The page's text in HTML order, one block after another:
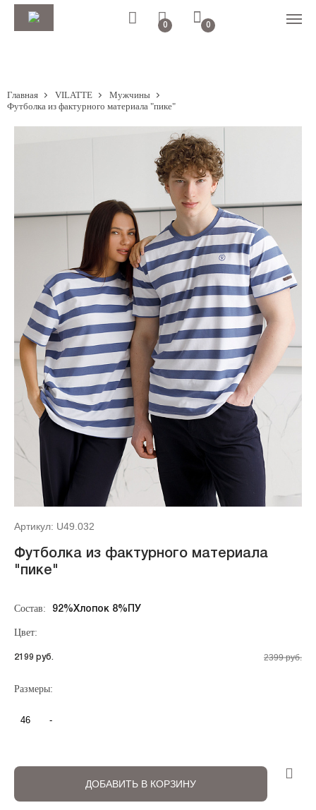
0 0
Главная VILATTE
Мужчины
Футболка из фактурного материала "пике"
Артикул: U49.032
Футболка из фактурного материала
"пике"
Состав: 92%Хлопок 8%ПУ
Цвет:
2199 руб. 2399 руб.
Размеры:
46 -
ДОБАВИТЬ В КОРЗИНУ